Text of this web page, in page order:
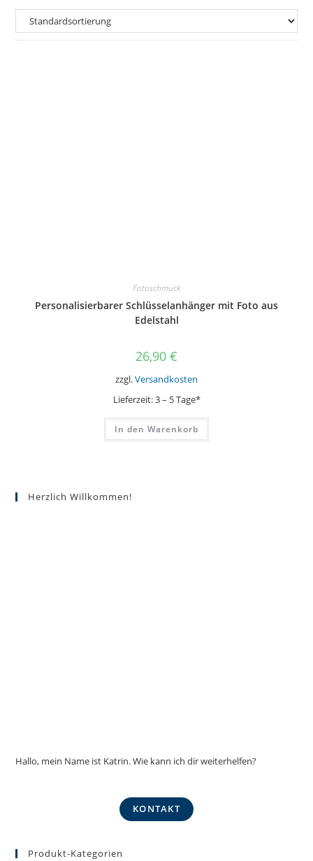
Fotoschmuck
Personalisierbarer Schlüsselanhänger mit Foto aus
Edelstahl
26,90 €
zzgl.Versandkosten
Lieferzeit:3 – 5 Tage*
In den Warenkorb
Herzlich Willkommen!
Hallo, mein Name ist Katrin. Wie kann ich dir weiterhelfen?
KONTAKT
Produkt-Kategorien